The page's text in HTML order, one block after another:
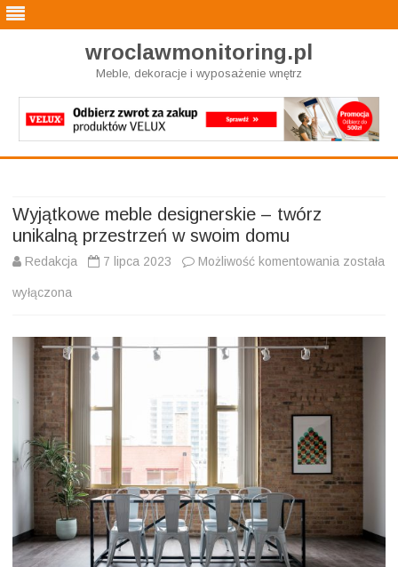
wroclawmonitoring.pl
Meble, dekoracje i wyposażenie wnętrz
Wyjątkowe meble designerskie – twórz
unikalną przestrzeń w swoim domu
Redakcja 7 lipca 2023 Możliwość komentowania
twórz
w
swoim
domu
została
wyłączona